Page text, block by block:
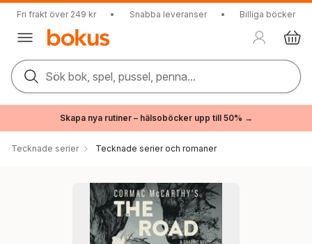
Fri frakt över 249 kr • Snabba leveranser • Billiga böcker
Sök bok, spel, pussel, penna...
Skapa nya rutiner – hälsoböcker upp till 50% →
Tecknade serier Tecknade serier och romaner